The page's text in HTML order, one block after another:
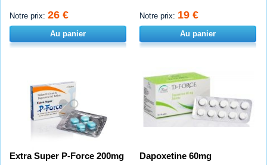
Notre prix: 26 €
Au panier
Notre prix: 19 €
Au panier
Extra Super P-Force 200mg Dapoxetine 60mg